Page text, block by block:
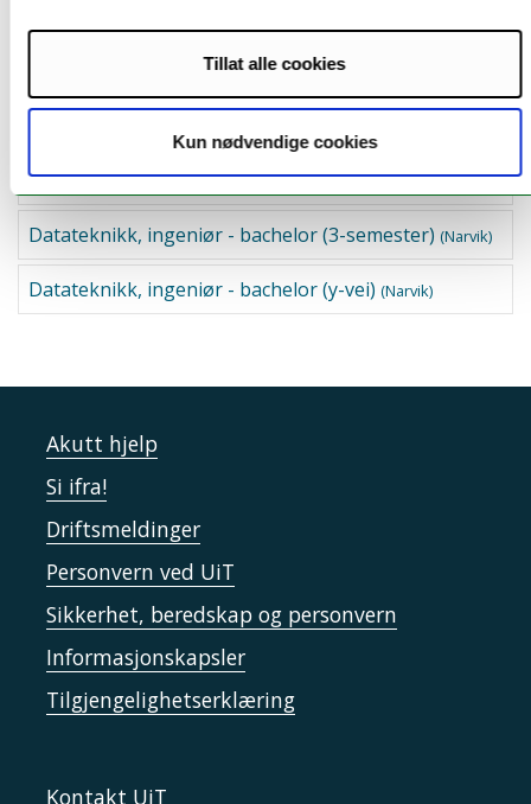
Tillat alle cookies
Kun nødvendige cookies
Applied Computer Science - Master(Narvik)
Datateknikk, ingeniør - bachelor(Nettstudium)
Datateknikk, ingeniør - bachelor (3-semester) (Narvik)
Datateknikk, ingeniør - bachelor (y-vei) (Narvik)
Akutt hjelp
Si ifra!
Driftsmeldinger
Personvern ved UiT
Sikkerhet, beredskap og personvern
Informasjonskapsler
Tilgjengelighetserklæring
Kontakt UiT